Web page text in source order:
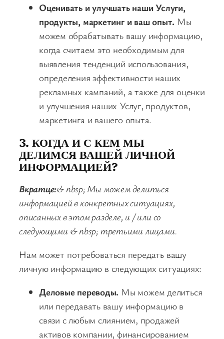
Оценивать и улучшать наши Услуги,
продукты, маркетинг и ваш опыт. Мы
можем обрабатывать вашу информацию,
когда считаем это необходимым для
выявления тенденций использования,
определения эффективности наших
рекламных кампаний, а также для оценки
и улучшения наших Услуг, продуктов,
маркетинга и вашего опыта.
3. КОГДА И С КЕМ МЫ
ДЕЛИМСЯ ВАШЕЙ ЛИЧНОЙ
ИНФОРМАЦИЕЙ?
Вкратце:& nbsp; Мы можем делиться
информацией в конкретных ситуациях,
описанных в этом разделе, и / или со
следующими & nbsp; третьими лицами.
Нам может потребоваться передать вашу
личную информацию в следующих ситуациях:
Деловые переводы. Мы можем делиться
или передавать вашу информацию в
связи с любым слиянием, продажей
активов компании, финансированием